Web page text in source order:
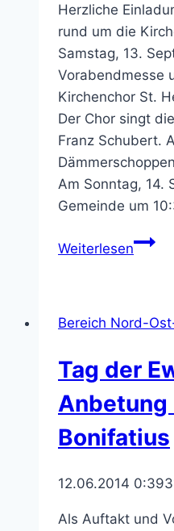
Herzliche
rund um die
Samstag, 13.
Vorabendmesse
Kirchenchor St.
Der Chor singt
Franz Schubert.
Am Sonntag, 14.
Gemeinde um
WeiterlesenSt.
am
Bereich Nord-
Tag der
Anbetung
Bonifatius
12.06.2014 0:39
Als Auftakt und